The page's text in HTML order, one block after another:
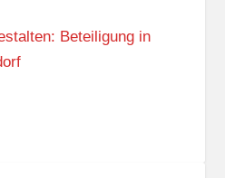
Beteiligung in